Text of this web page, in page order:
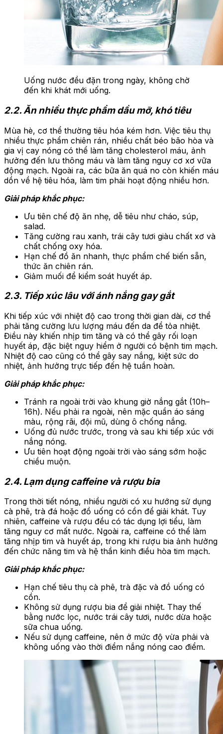
Uống nước đều đặn trong ngày, không chờ
đến khi khát mới uống.
2.2. Ăn nhiều thực phẩm dầu mỡ, khó tiêu
Mùa hè, cơ thể thường tiêu hóa kém hơn. Việc tiêu thụ
nhiều thực phẩm chiên rán, nhiều chất béo bão hòa và
gia vị cay nóng có thể làm tăng cholesterol máu, ảnh
hưởng đến lưu thông máu và làm tăng nguy cơ xơ vữa
động mạch. Ngoài ra, các bữa ăn quá no còn khiến máu
dồn về hệ tiêu hóa, làm tim phải hoạt động nhiều hơn.
Giải pháp khắc phục:
Ưu tiên chế độ ăn nhẹ, dễ tiêu như cháo, súp,
salad.
Tăng cường rau xanh, trái cây tươi giàu chất xơ và
chất chống oxy hóa.
Hạn chế đồ ăn nhanh, thực phẩm chế biến sẵn,
thức ăn chiên rán.
Giảm muối để kiểm soát huyết áp.
2.3. Tiếp xúc lâu với ánh nắng gay gắt
Khi tiếp xúc với nhiệt độ cao trong thời gian dài, cơ thể
phải tăng cường lưu lượng máu đến da để tỏa nhiệt.
Điều này khiến nhịp tim tăng và có thể gây rối loạn
huyết áp, đặc biệt nguy hiểm ở người có bệnh tim mạch.
Nhiệt độ cao cũng có thể gây say nắng, kiệt sức do
nhiệt, ảnh hưởng trực tiếp đến hệ tuần hoàn.
Giải pháp khắc phục:
Tránh ra ngoài trời vào khung giờ nắng gắt (10h–
16h). Nếu phải ra ngoài, nên mặc quần áo sáng
màu, rộng rãi, đội mũ, dùng ô chống nắng.
Uống đủ nước trước, trong và sau khi tiếp xúc với
nắng nóng.
Ưu tiên hoạt động ngoài trời vào sáng sớm hoặc
chiều muộn.
2.4. Lạm dụng caffeine và rượu bia
Trong thời tiết nóng, nhiều người có xu hướng sử dụng
cà phê, trà đá hoặc đồ uống có cồn để giải khát. Tuy
nhiên, caffeine và rượu đều có tác dụng lợi tiểu, làm
tăng nguy cơ mất nước. Ngoài ra, caffeine có thể làm
tăng nhịp tim và huyết áp, trong khi rượu bia ảnh hưởng
đến chức năng tim và hệ thần kinh điều hòa tim mạch.
Giải pháp khắc phục:
Hạn chế tiêu thụ cà phê, trà đặc và đồ uống có
cồn.
Không sử dụng rượu bia để giải nhiệt. Thay thế
bằng nước lọc, nước trái cây tươi, nước dừa hoặc
sữa chua uống.
Nếu sử dụng caffeine, nên ở mức độ vừa phải và
không uống vào thời điểm nắng nóng cao điểm.